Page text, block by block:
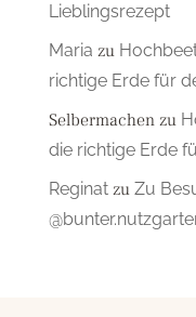
Lieblingsrezept
Maria zu
richtige Erde für
Selbermachenzu
die richtige Erde
Reginatzu Zu